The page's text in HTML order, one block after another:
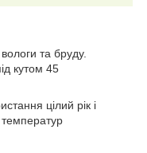
та бруду.
кутом 45
цілий рік і